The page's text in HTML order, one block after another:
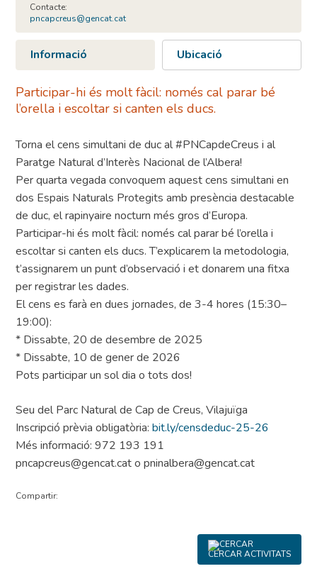
Contacte:
pncapcreus@gencat.cat
Informació Ubicació
Participar-hi és molt fàcil: només cal parar bé
l’orella i escoltar si canten els ducs.
Torna el cens simultani de duc al #PNCapdeCreus i al
Paratge Natural d’Interès Nacional de l’Albera!
Per quarta vegada convoquem aquest cens simultani en
dos Espais Naturals Protegits amb presència destacable
de duc, el rapinyaire nocturn més gros d’Europa.
Participar-hi és molt fàcil: només cal parar bé l’orella i
escoltar si canten els ducs. T’explicarem la metodologia,
t’assignarem un punt d’observació i et donarem una fitxa
per registrar les dades.
El cens es farà en dues jornades, de 3-4 hores (15:30–
19:00):
* Dissabte, 20 de desembre de 2025
* Dissabte, 10 de gener de 2026
Pots participar un sol dia o tots dos!
Seu del Parc Natural de Cap de Creus, Vilajuïga
Inscripció prèvia obligatòria:bit.ly/censdeduc-25-26
Més informació: 972 193 191
pncapcreus@gencat.cat o pninalbera@gencat.cat
Compartir:
CERCAR ACTIVITATS